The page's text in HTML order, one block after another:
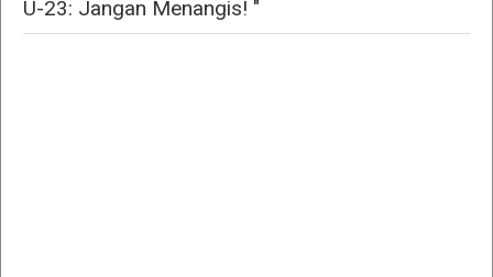
U-23: Jangan Menangis! "